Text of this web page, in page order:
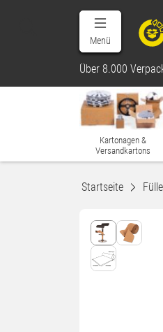
Menü
Über 8.000
Kartonagen &
Versandkartons
Startseite